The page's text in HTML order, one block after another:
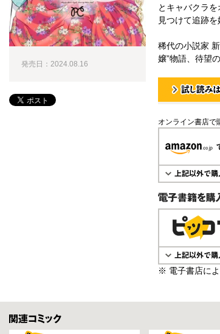
とキャバクラ
見つけて追跡
稀代の小説家
嬢”物語、待望
オンライン書店で
電子書籍で購入
※ 電子書店に
発売日：2024.08.16
関連コミックス